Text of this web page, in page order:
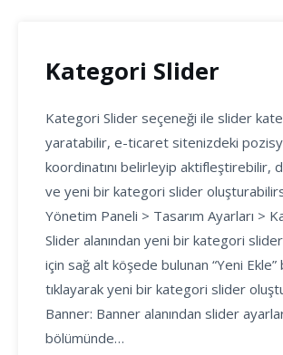
Kategori Slider
Kategori Slider seçeneği ile slider
yaratabilir, e-ticaret sitenizdeki
koordinatını belirleyip aktifleştirebilir,
ve yeni bir kategori slider
Yönetim Paneli > Tasarım Ayarları >
Slider alanından yeni bir kategori
için sağ alt köşede bulunan “Yeni Ekle”
tıklayarak yeni bir kategori slider
Banner: Banner alanından slider
bölümünde…